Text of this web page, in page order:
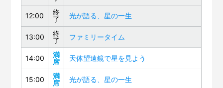
12:00
終
了
光が語る、星の一生
13:00
終
了
ファミリータイム
14:00
満
席
天体望遠鏡で星を見よう
15:00
満
席
光が語る、星の一生